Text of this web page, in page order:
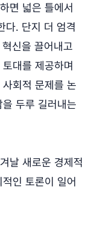
면 넓은 틀에서
다. 단지 더 엄격
신을 끌어내고
대를 제공하며
회적 문제를 논
두루 길러내는
날 새로운 경제적
인 토론이 일어